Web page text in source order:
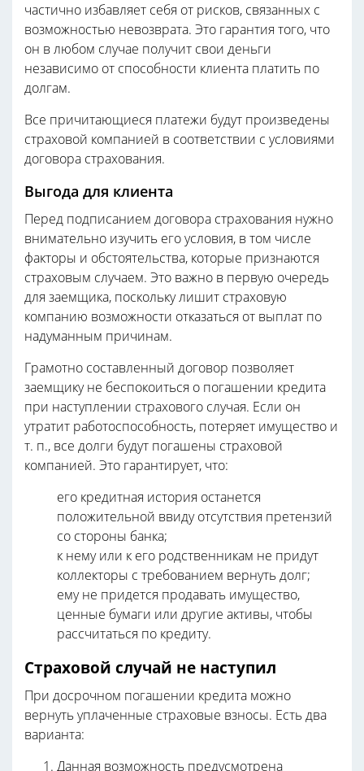
частично избавляет себя от рисков, связанных с
возможностью невозврата. Это гарантия того, что
он в любом случае получит свои деньги
независимо от способности клиента платить по
долгам.
Все причитающиеся платежи будут произведены
страховой компанией в соответствии с условиями
договора страхования.
Выгода для клиента
Перед подписанием договора страхования нужно
внимательно изучить его условия, в том числе
факторы и обстоятельства, которые признаются
страховым случаем. Это важно в первую очередь
для заемщика, поскольку лишит страховую
компанию возможности отказаться от выплат по
надуманным причинам.
Грамотно составленный договор позволяет
заемщику не беспокоиться о погашении кредита
при наступлении страхового случая. Если он
утратит работоспособность, потеряет имущество и
т. п., все долги будут погашены страховой
компанией. Это гарантирует, что:
его кредитная история останется
положительной ввиду отсутствия претензий
со стороны банка;
к нему или к его родственникам не придут
коллекторы с требованием вернуть долг;
ему не придется продавать имущество,
ценные бумаги или другие активы, чтобы
рассчитаться по кредиту.
Страховой случай не наступил
При досрочном погашении кредита можно
вернуть уплаченные страховые взносы. Есть два
варианта:
Данная возможность предусмотрена